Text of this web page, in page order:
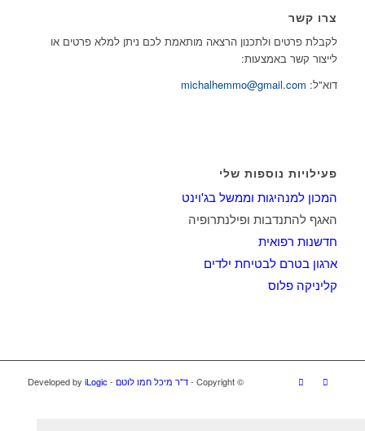
צרו קשר
לקבלת פרטים ולתכנון הרצאה מותאמת לכם ניתן למלא פרטים או
לייצור קשר באמצעות:
דוא"ל: michalhemmo@gmail.com
פעילויות נוספות שלי
המכון למנהיגות וממשל בג'וינט
האגף להתנדבות ופילנתרופיה
חדשנות רפואית
ארגון בטרם לבטיחת ילדים
קליניקה פלוס
© ‫Copyright - ד"ר מיכל חמו לוטם - Developed by
iLogic